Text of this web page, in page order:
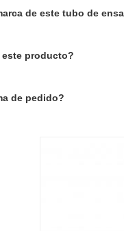
de este tubo de
producto?
de pedido?